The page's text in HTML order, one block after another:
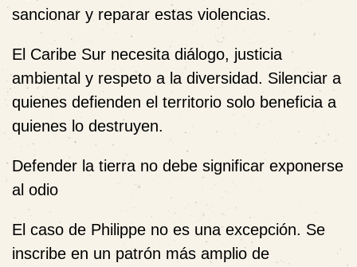
sancionar y reparar estas violencias.
El Caribe Sur necesita diálogo, justicia
ambiental y respeto a la diversidad. Silenciar a
quienes defienden el territorio solo beneficia a
quienes lo destruyen.
Defender la tierra no debe significar exponerse
al odio
El caso de Philippe no es una excepción. Se
inscribe en un patrón más amplio de